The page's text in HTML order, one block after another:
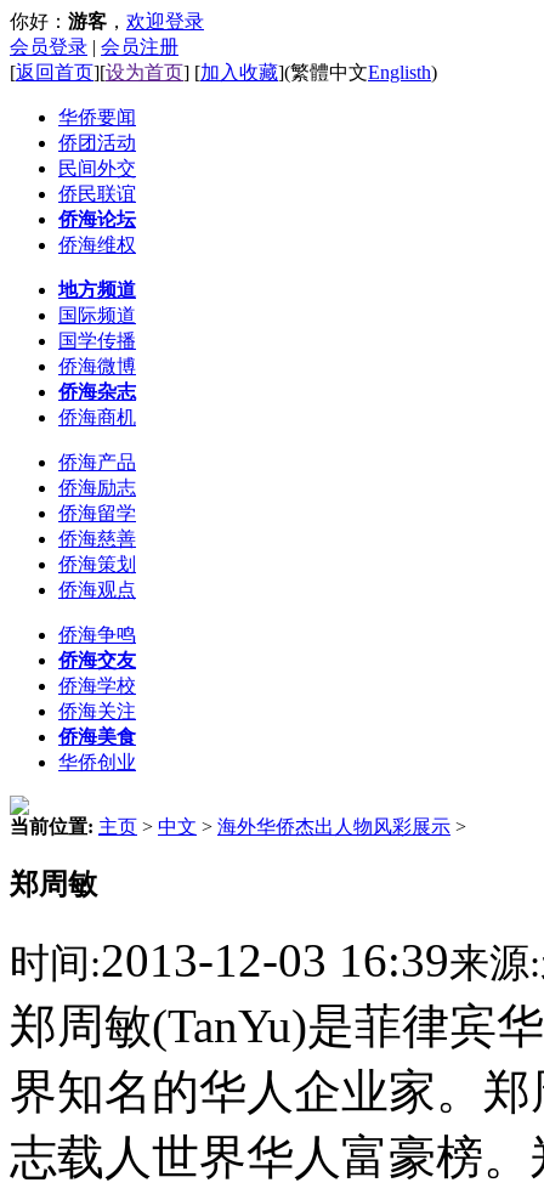
你好： 游客 ， 欢迎登录
会员登录 | 会员注册
[返回首页][设为首页] [加入收藏](繁體中文Englisth)
华侨要闻
侨团活动
民间外交
侨民联谊
侨海论坛
侨海维权
地方频道
国际频道
国学传播
侨海微博
侨海杂志
侨海商机
侨海产品
侨海励志
侨海留学
侨海慈善
侨海策划
侨海观点
侨海争鸣
侨海交友
侨海学校
侨海关注
侨海美食
华侨创业
当前位置: 主页 > 中文 > 海外华侨杰出人物风彩展示 >
郑周敏
时间:2013-12-03 16:39来源:
郑周敏(TanYu)是菲律宾
界知名的华人企业家。
志载人世界华人富豪榜